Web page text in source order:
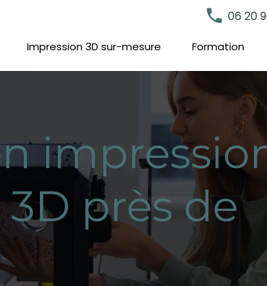
Impression 3D sur-mesure Formation
local_phone 06 20
près de